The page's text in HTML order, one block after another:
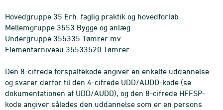
Hovedgruppe 35 Erh. faglig praktik og hovedforløb
Mellemgruppe 3553 Bygge og anlæg
Undergruppe 355335 Tømrer mv.
Elementarniveau 35533520 Tømrer
Den 8-cifrede forspaltekode angiver en enkelte uddannelse
og svarer derfor til den 4-cifrede UDD/AUDD-kode (se
dokumentationen af UDD/AUDD), og den 8-cifrede HFFSP-
kode angiver således den uddannelse som er en persons